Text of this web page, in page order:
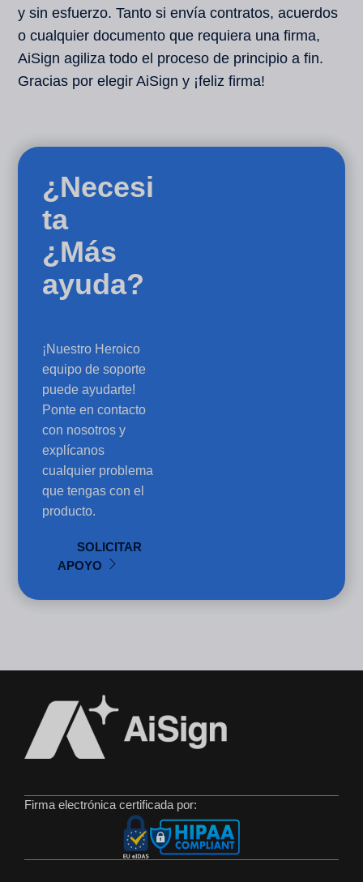
y sin esfuerzo. Tanto si envía contratos, acuerdos
o cualquier documento que requiera una firma,
AiSign agiliza todo el proceso de principio a fin.
Gracias por elegir AiSign y ¡feliz firma!
¿Necesi
ta
¿Más
ayuda?
¡Nuestro Heroico
equipo de soporte
puede ayudarte!
Ponte en contacto
con nosotros y
explícanos
cualquier problema
que tengas con el
producto.
SOLICITAR
APOYO
Firma electrónica certificada por: